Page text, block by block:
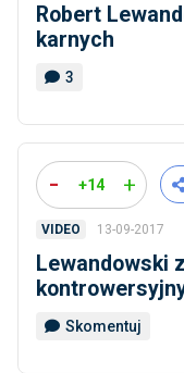
Robert
karnych
3
- +14 +
VIDEO 13-09-2017
Lewandowski
Skomentuj